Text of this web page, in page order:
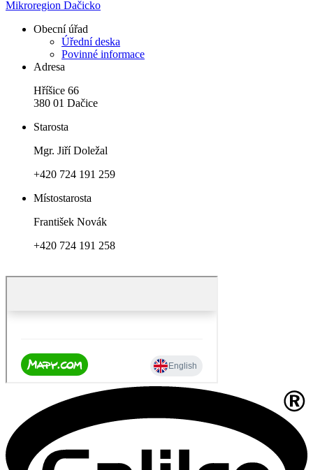
Mikroregion Dačicko
Obecní úřad
Úřední deska
Povinné informace
Adresa
Hříšice 66
380 01 Dačice
Starosta
Mgr. Jiří Doležal
+420 724 191 259
Místostarosta
František Novák
+420 724 191 258